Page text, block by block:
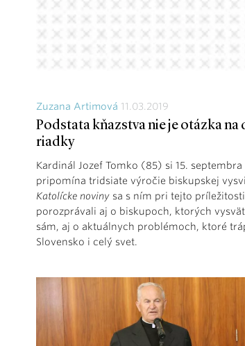
Zuzana Artimová 11.03.2019
Podstata kňazstva nie je otázka na
riadky
Kardinál Jozef Tomko (85) si 15. septembra
pripomína tridsiate výročie biskupskej
Katolícke noviny sa s ním pri tejto príležitosti
porozprávali aj o biskupoch, ktorých
sám, aj o aktuálnych problémoch, ktoré
Slovensko i celý svet.